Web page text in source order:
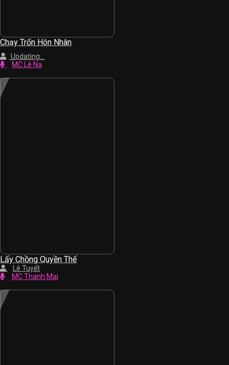
Chạy Trốn Hôn Nhân
Updating...
MC Lê Na
Lấy Chồng Quyền Thế
Lê Tuyết
MC Thanh Mai